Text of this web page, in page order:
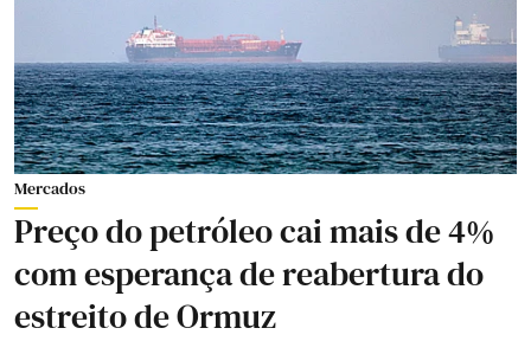
Mercados
Preço do petróleo cai mais de 4%
com esperança de reabertura do
estreito de Ormuz